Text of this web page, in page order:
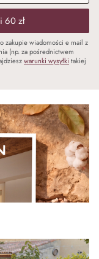
60 zł
zakupie wiadomości e mail z
(np. za pośrednictwem
warunki wysyłki takiej